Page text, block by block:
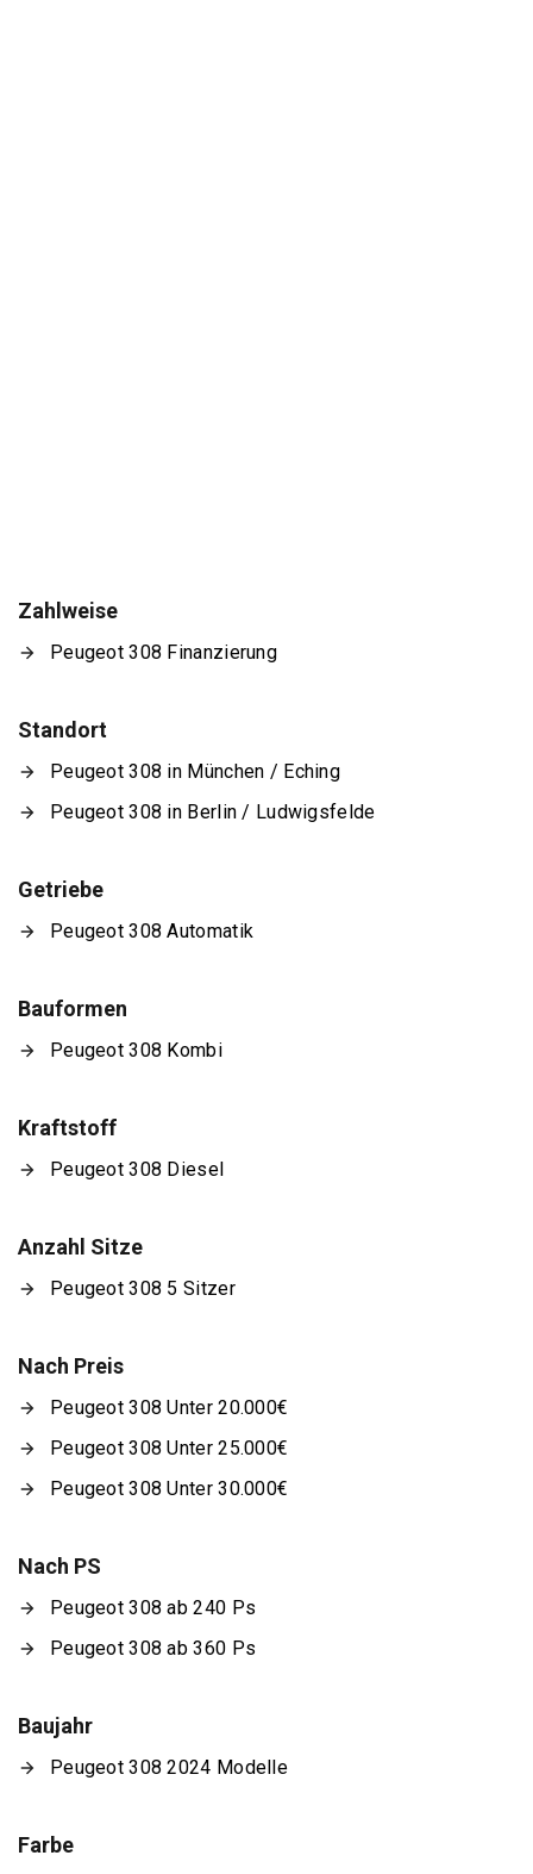
Zahlweise
Peugeot 308 Finanzierung
Standort
Peugeot 308 in München / Eching
Peugeot 308 in Berlin / Ludwigsfelde
Getriebe
Peugeot 308 Automatik
Bauformen
Peugeot 308 Kombi
Kraftstoff
Peugeot 308 Diesel
Anzahl Sitze
Peugeot 308 5 Sitzer
Nach Preis
Peugeot 308 Unter 20.000€
Peugeot 308 Unter 25.000€
Peugeot 308 Unter 30.000€
Nach PS
Peugeot 308 ab 240 Ps
Peugeot 308 ab 360 Ps
Baujahr
Peugeot 308 2024 Modelle
Farbe